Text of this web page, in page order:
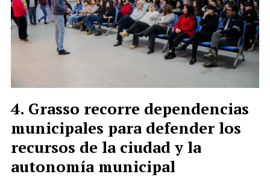
Grasso recorre dependencias
municipales para defender los
recursos de la ciudad y la
autonomía municipal